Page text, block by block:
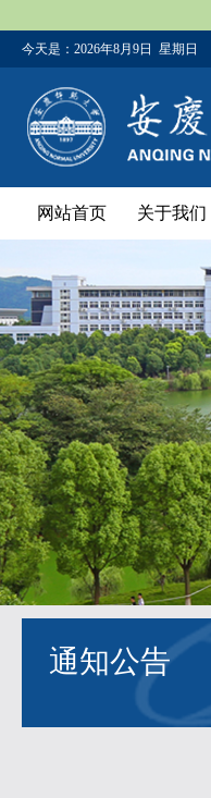
今天是： 2026年8月9日 星期日
网站首页 关于我们
通知公告